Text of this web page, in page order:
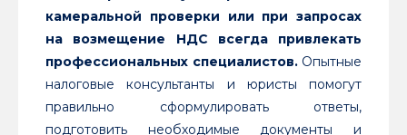
камеральной проверки или при запросах
на возмещение НДС всегда привлекать
профессиональных специалистов.Опытные
налоговые консультанты и юристы помогут
правильно сформулировать ответы,
подготовить необходимые документы и